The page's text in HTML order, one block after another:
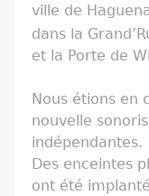
ville de
dans la
et la Porte de
Nous étions en
nouvelle
indépendantes.
Des enceintes
ont été